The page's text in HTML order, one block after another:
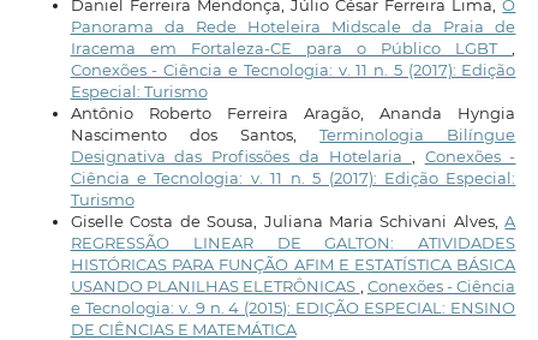
Daniel Ferreira Mendonça, Júlio César Ferreira Lima,O
Panorama da Rede Hoteleira Midscale da Praia de
Iracema em Fortaleza-CE para o Público LGBT
Conexões - Ciência e Tecnologia: v. 11 n. 5 (2017): Edição
Especial: Turismo
Antônio Roberto Ferreira Aragão, Ananda Hyngia
Nascimento dos Santos,Terminologia Bilíngue
Designativa das Profissões da Hotelaria
Conexões -
Ciência e Tecnologia: v. 11 n. 5 (2017): Edição Especial:
Turismo
Giselle Costa de Sousa, Juliana Maria Schivani Alves,A
REGRESSÃO LINEAR DE GALTON: ATIVIDADES
HISTÓRICAS PARA FUNÇÃO AFIM E ESTATÍSTICA BÁSICA
USANDO PLANILHAS ELETRÔNICAS
Conexões - Ciência
e Tecnologia: v. 9 n. 4 (2015): EDIÇÃO ESPECIAL: ENSINO
DE CIÊNCIAS E MATEMÁTICA